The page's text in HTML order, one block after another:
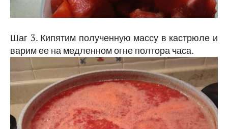
Шаг 3. Кипятим полученную массу в кастрюле и
варим ее на медленном огне полтора часа.